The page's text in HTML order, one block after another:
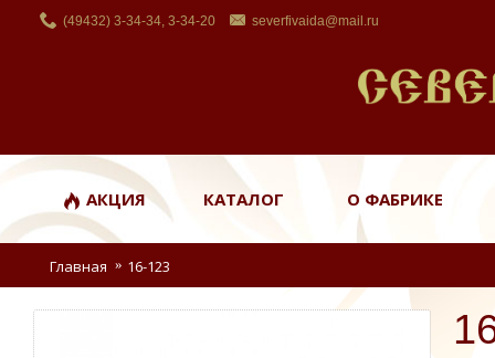
(49432) 3-34-34, 3-34-20 severfivaida@mail.ru
АКЦИЯ КАТАЛОГ О ФАБРИКЕ
Главная 16-123